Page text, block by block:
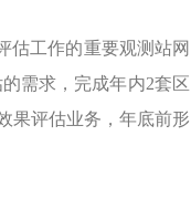
工作的重要观测站网
需求，完成年内2套区
果评估业务，年底前形